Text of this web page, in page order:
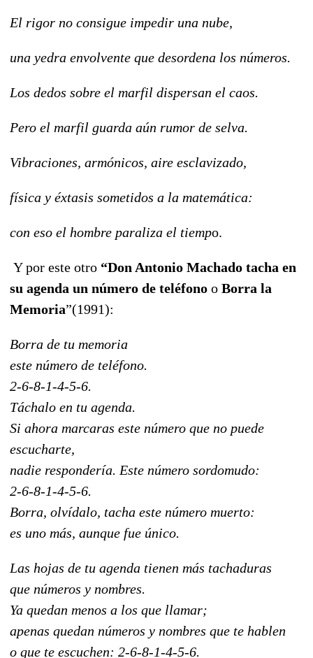
El rigor no consigue impedir una nube,
una yedra envolvente que desordena los números.
Los dedos sobre el marfil dispersan el caos.
Pero el marfil guarda aún rumor de selva.
Vibraciones, armónicos, aire esclavizado,
física y éxtasis sometidos a la matemática:
con eso el hombre paraliza el tiempo.
Y por este otro “Don Antonio Machado tacha en
su agenda un número de teléfono o Borra la
Memoria”(1991):
Borra de tu memoria
este número de teléfono.
2-6-8-1-4-5-6.
Táchalo en tu agenda.
Si ahora marcaras este número que no puede
escucharte,
nadie respondería. Este número sordomudo:
2-6-8-1-4-5-6.
Borra, olvídalo, tacha este número muerto:
es uno más, aunque fue único.
Las hojas de tu agenda tienen más tachaduras
que números y nombres.
Ya quedan menos a los que llamar;
apenas quedan números y nombres que te hablen
o que te escuchen: 2-6-8-1-4-5-6.